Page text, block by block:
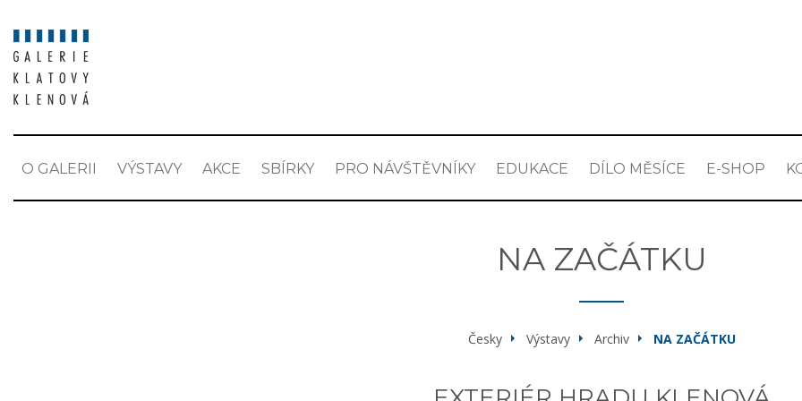
O GALERII VÝSTAVY AKCE SBÍRKY PRO NÁVŠTĚVNÍKY EDUKACE DÍLO MĚSÍCE E-SHOP
NA ZAČÁTKU
Česky Výstavy Archiv NA ZAČÁTKU